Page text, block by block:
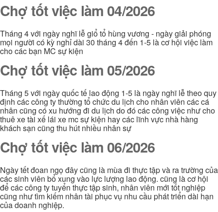
Chợ tốt việc làm 04/2026
Tháng 4 với ngày nghĩ lễ giổ tổ hùng vương - ngày giải phóng
mọi người có kỳ nghỉ dài 30 tháng 4 đến 1-5 là cơ hội việc làm
cho các bạn MC sự kiện
Chợ tốt việc làm 05/2026
Tháng 5 với ngày quốc tế lao động 1-5 là ngày nghĩ lễ theo quy
định các công ty thường tổ chức du lịch cho nhân viên các cá
nhân cũng có xu hướng đi du lịch do đó các công việc như cho
thuê xe tài xế lái xe mc sự kiện hay các lĩnh vực nhà hàng
khách sạn cũng thu hút nhiều nhân sự
Chợ tốt việc làm 06/2026
Ngày tết đoan ngọ đây cũng là mùa đi thực tập và ra trường của
các sinh viên bổ xung vào lực lượng lao động. cũng là cơ hội
để các công ty tuyển thực tập sinh, nhân viên mới tốt nghiệp
cũng như tìm kiếm nhân tài phục vụ nhu cầu phát triển dài hạn
của doanh nghiệp.